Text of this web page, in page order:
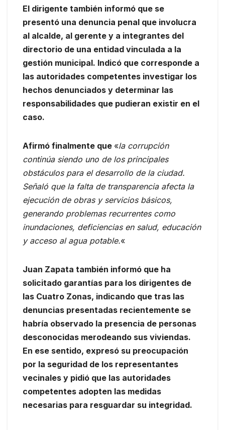
El dirigente también informó que se
presentó una denuncia penal que involucra
al alcalde, al gerente y a integrantes del
directorio de una entidad vinculada a la
gestión municipal. Indicó que corresponde a
las autoridades competentes investigar los
hechos denunciados y determinar las
responsabilidades que pudieran existir en el
caso.
Afirmó finalmente que «la corrupción
continúa siendo uno de los principales
obstáculos para el desarrollo de la ciudad.
Señaló que la falta de transparencia afecta la
ejecución de obras y servicios básicos,
generando problemas recurrentes como
inundaciones, deficiencias en salud, educación
y acceso al agua potable.«
Juan Zapata también informó que ha
solicitado garantías para los dirigentes de
las Cuatro Zonas, indicando que tras las
denuncias presentadas recientemente se
habría observado la presencia de personas
desconocidas merodeando sus viviendas.
En ese sentido, expresó su preocupación
por la seguridad de los representantes
vecinales y pidió que las autoridades
competentes adopten las medidas
necesarias para resguardar su integridad.